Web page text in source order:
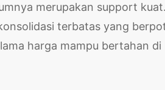
merupakan support
terbatas yang
harga mampu bertahan di